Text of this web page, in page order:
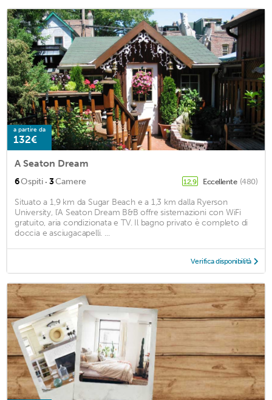
a partire da
132€
A Seaton Dream
6Ospiti · 3Camere 12,9 Eccellente (480)
Situato a 1,9 km da Sugar Beach e a 1,3 km dalla Ryerson
University, l'A Seaton Dream B&B offre sistemazioni con WiFi
gratuito, aria condizionata e TV. Il bagno privato è completo di
doccia e asciugacapelli. ...
Verifica disponibilità